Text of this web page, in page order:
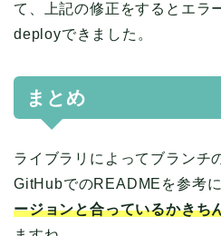
て、上記の修正をするとエラ
deployできました。
まとめ
ライブラリによってブランチ
GitHubでのREADMEを参考
ージョンと合っているかきち